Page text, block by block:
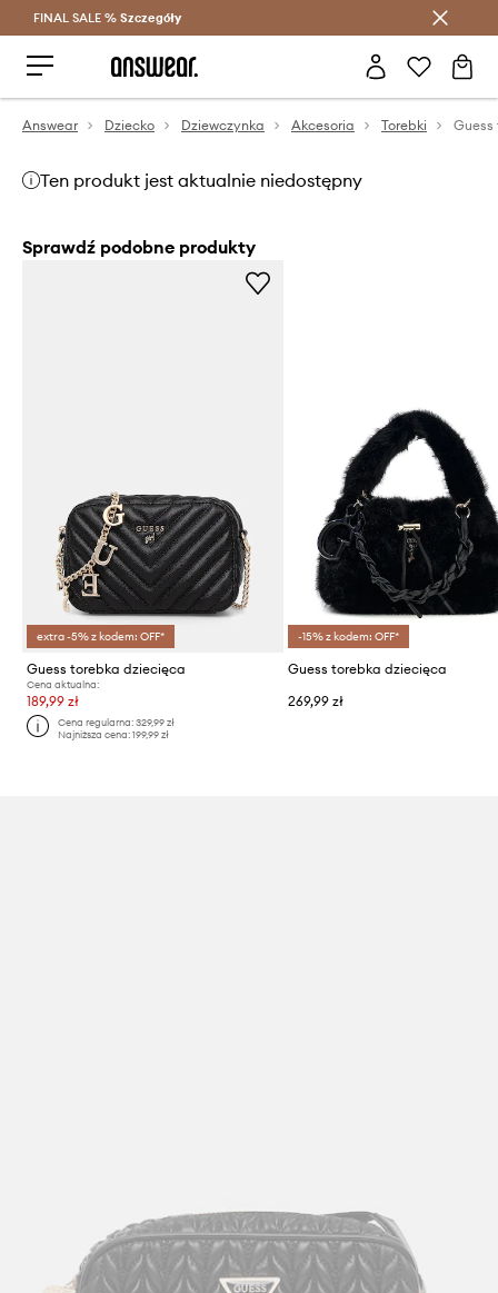
Oszczędzaj z Answear Club >
FINAL SALE % Szczegóły
Answear Dziecko Dziewczynka Akcesoria Torebki
Ten produkt jest aktualnie niedostępny
Sprawdź podobne produkty
extra -5% z kodem: OFF*
Guess torebka dziecięca
Cena aktualna:
189,99 zł
Cena regularna:329,99 zł
Najniższa cena:199,99 zł
-15% z kodem: OFF*
Guess torebka dziecięca
269,99 zł